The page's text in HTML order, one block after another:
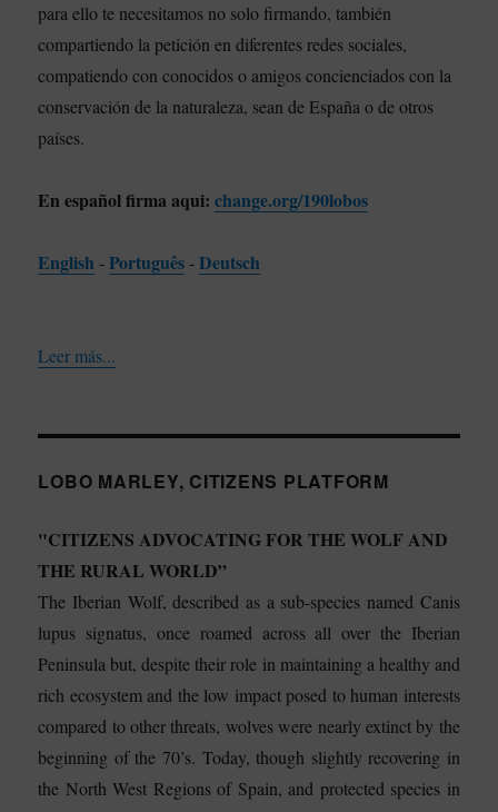
para ello te necesitamos no solo firmando, también
compartiendo la petición en diferentes redes sociales,
compatiendo con conocidos o amigos concienciados con la
conservación de la naturaleza, sean de España o de otros
países.
En español firma aqui:change.org/190lobos
English -Português-Deutsch
Leer más...
LOBO MARLEY, CITIZENS PLATFORM
"CITIZENS ADVOCATING FOR THE WOLF AND
THE RURAL WORLD”
The Iberian Wolf, described as a sub-species named Canis
lupus signatus, once roamed across all over the Iberian
Peninsula but, despite their role in maintaining a healthy and
rich ecosystem and the low impact posed to human interests
compared to other threats, wolves were nearly extinct by the
beginning of the 70’s. Today, though slightly recovering in
the North West Regions of Spain, and protected species in